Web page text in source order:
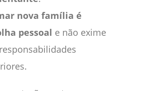
nova família é
pessoal e não exime